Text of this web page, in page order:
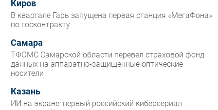
Киров
В квартале Гарь запущена первая станция «МегаФона»
по госконтракту
Самара
ТФОМС Самарской области перевел страховой фонд
данных на аппаратно-защищенные оптические
носители
Казань
ИИ на экране: первый российский киберсериал